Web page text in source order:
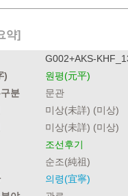
약]
G002+AKS-
)
원평(元平)
분
문관
미상(未詳) (미상)
미상(未詳) (미상)
조선후기
순조(純祖)
의령(宜寧)